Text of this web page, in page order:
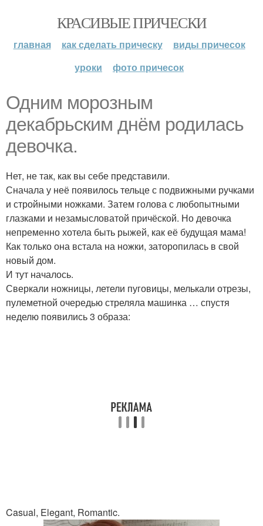
КРАСИВЫЕ ПРИЧЕСКИ
главная как сделать прическу
виды причесок
уроки
фото причесок
Одним морозным
декабрьским днём родилась
девочка.
Нет, не так, как вы себе представили.
Сначала у неё появилось тельце с подвижными ручками
и стройными ножками. Затем голова с любопытными
глазками и незамысловатой причёской. Но девочка
непременно хотела быть рыжей, как её будущая мама!
Как только она встала на ножки, заторопилась в свой
новый дом.
И тут началось.
Сверкали ножницы, летели пуговицы, мелькали отрезы,
пулеметной очередью стреляла машинка … спустя
неделю появились 3 образа:
Casual, Elegant, Romantic.